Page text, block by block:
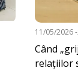
11/05/2026
Când
relațiilor